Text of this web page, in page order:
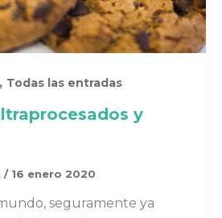
, Todas las entradas
y
/ 16 enero 2020
seguramente ya